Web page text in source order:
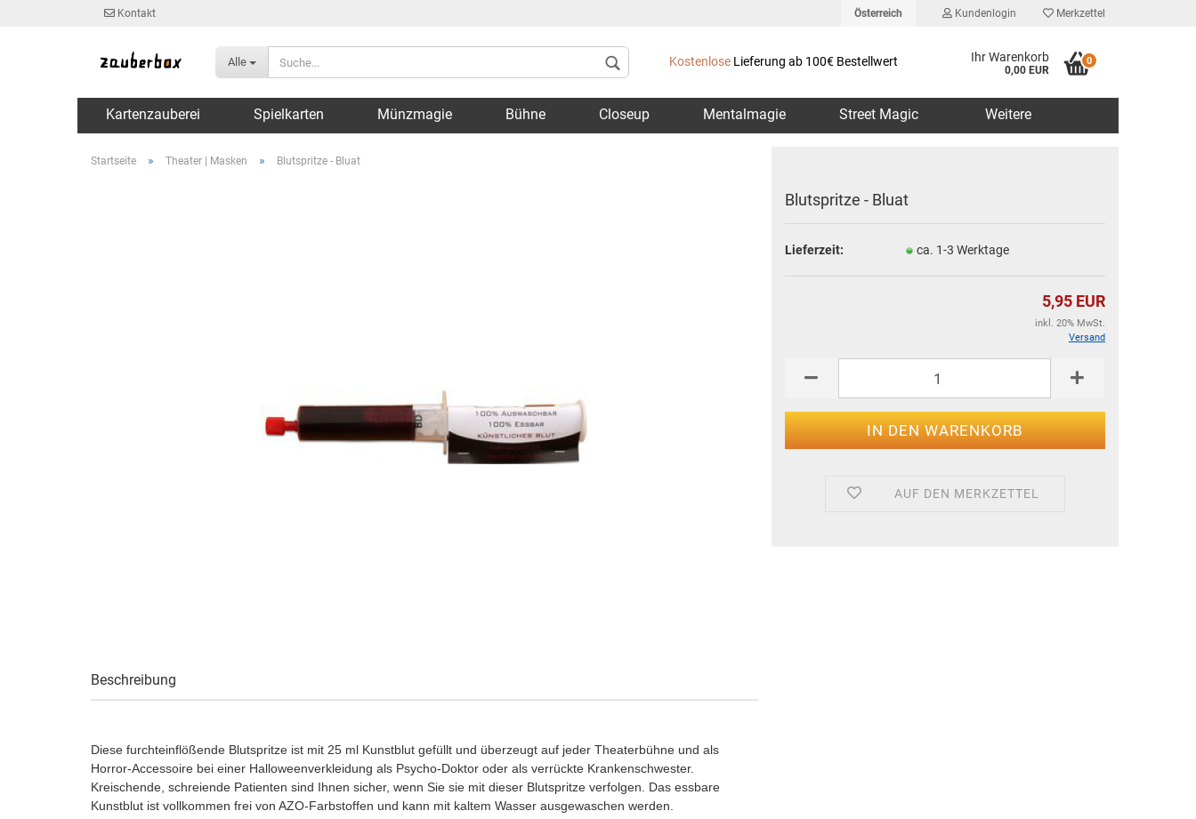
Kontakt Österreich
Lieferland
Kundenlogin
Konto erstellen
Merkzettel
Alle Kostenlose Lieferung ab 100€ Bestellwert Ihr Warenkorb
0,00 EUR
0
Kartenzauberei Spielkarten Münzmagie Bühne Closeup Mentalmagie Street Magic Weitere
Startseite » Theater | Masken » Blutspritze - Bluat
Blutspritze - Bluat
Lieferzeit: ca. 1-3 Werktage
5,95 EUR
inkl. 20% MwSt.
Versand
AUF DEN MERKZETTEL
Beschreibung
Diese furchteinflößende Blutspritze ist mit 25 ml Kunstblut gefüllt und überzeugt auf jeder Theaterbühne und als
Horror-Accessoire bei einer Halloweenverkleidung als Psycho-Doktor oder als verrückte Krankenschwester.
Kreischende, schreiende Patienten sind Ihnen sicher, wenn Sie sie mit dieser Blutspritze verfolgen. Das essbare
Kunstblut ist vollkommen frei von AZO-Farbstoffen und kann mit kaltem Wasser ausgewaschen werden.